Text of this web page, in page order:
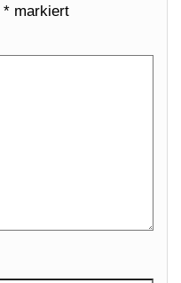
* markiert